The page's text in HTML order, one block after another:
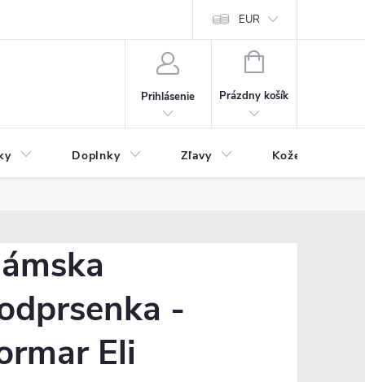
EUR
Prihlásenie
NÁKUPNÝ
Prázdny košík
Doplnky Zľavy Kožený tovar
-
Eli